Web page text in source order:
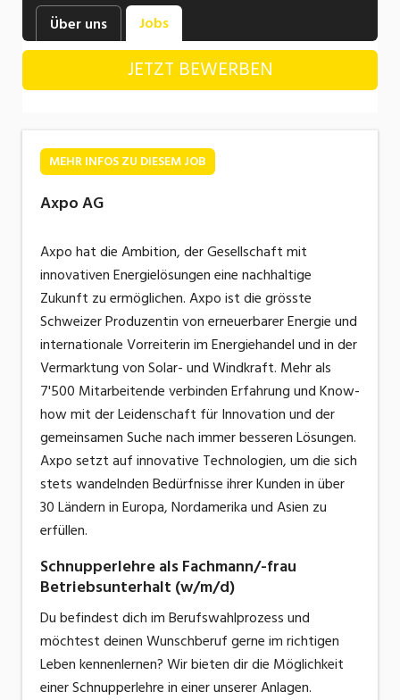
Industrie, Maschinenbau, Anlagenbau,
Produktion
Informatik, Telekommunikation
Körperpflege, Wellness
Marketing, Kommunikation, Medien, Druck
Medizin, Gesundheitswesen, Pflege
Sicherheit, Rettung, Polizei, Zoll
Verkauf, Handel, Kundenberatung,
Aussendienst
Über uns Jobs
JETZT BEWERBEN
MEHR INFOS ZU DIESEM JOB
Axpo AG
Axpo hat die Ambition, der Gesellschaft mit
innovativen Energielösungen eine nachhaltige
Zukunft zu ermöglichen. Axpo ist die grösste
Schweizer Produzentin von erneuerbarer Energie und
internationale Vorreiterin im Energiehandel und in der
Vermarktung von Solar- und Windkraft. Mehr als
7'500 Mitarbeitende verbinden Erfahrung und Know-
how mit der Leidenschaft für Innovation und der
gemeinsamen Suche nach immer besseren Lösungen.
Axpo setzt auf innovative Technologien, um die sich
stets wandelnden Bedürfnisse ihrer Kunden in über
30 Ländern in Europa, Nordamerika und Asien zu
erfüllen.
Schnupperlehre als Fachmann/-frau
Betriebsunterhalt (w/m/d)
Du befindest dich im Berufswahlprozess und
möchtest deinen Wunschberuf gerne im richtigen
Leben kennenlernen? Wir bieten dir die Möglichkeit
einer Schnupperlehre in einer unserer Anlagen.